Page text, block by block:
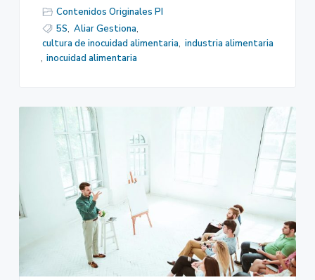
Contenidos Originales PI
5S, Aliar Gestiona,
cultura de inocuidad alimentaria, industria alimentaria
, inocuidad alimentaria